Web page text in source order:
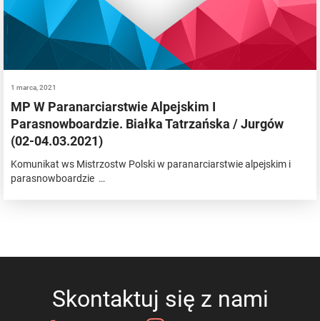
1 marca, 2021
MP W Paranarciarstwie Alpejskim I
Parasnowboardzie. Białka Tatrzańska / Jurgów
(02-04.03.2021)
Komunikat ws Mistrzostw Polski w paranarciarstwie alpejskim i
parasnowboardzie …
Skontaktuj się z nami